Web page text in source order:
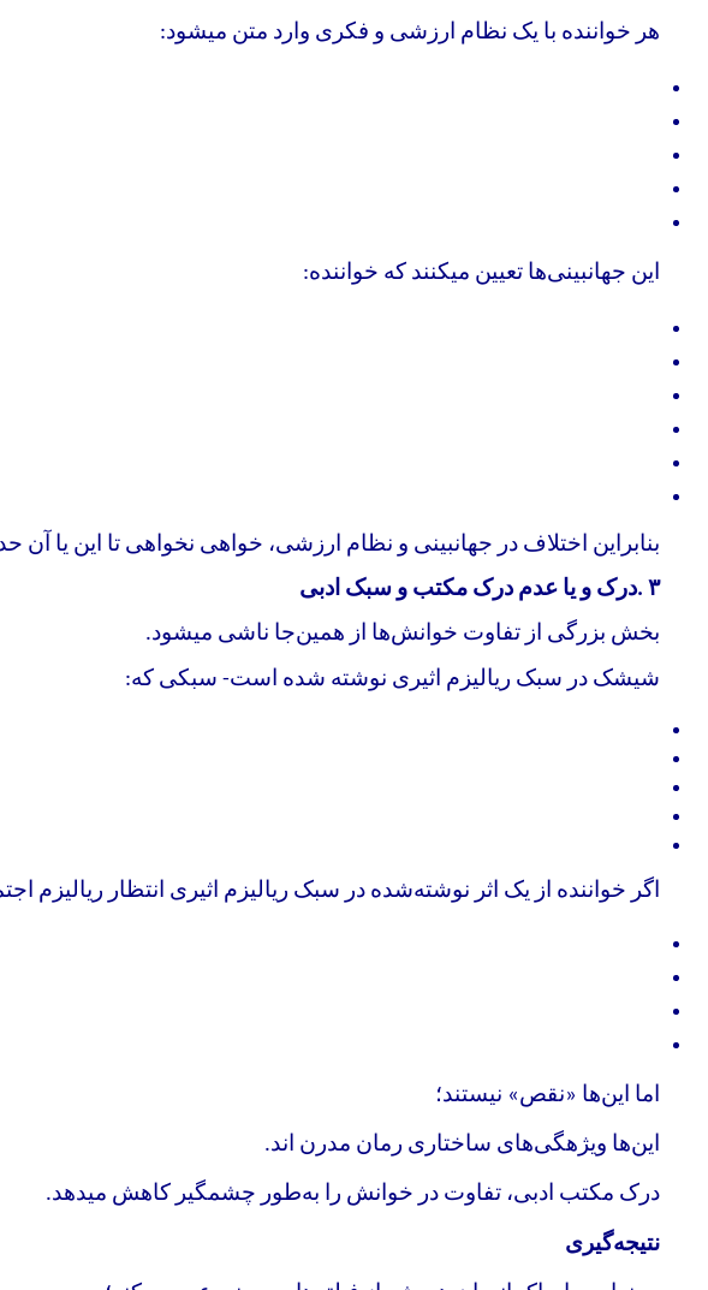
هر خواننده با یک نظام ارزشی و فکری وارد متن میشود:
این جهانبینی‌ها تعیین میکنند که خواننده:
بنابراین اختلاف در جهانبینی و نظام ارزشی، خواهی نخواهی تا این یا آن
۳ .درک و یا عدم درک مکتب و سبک ادبی
بخش بزرگی از تفاوت خوانش‌ها از همین‌جا ناشی میشود.
شیشک در سبک ریالیزم اثیری نوشته شده است- سبکی که:
اگر خواننده از یک اثر نوشته‌شده در سبک ریالیزم اثیری انتظار ریالیزم
اما این‌ها «نقص» نیستند؛
این‌ها ویژهگی‌های ساختاری رمان مدرن اند.
درک مکتب ادبی، تفاوت در خوانش را به‌طور چشمگیر کاهش میدهد.
نتیجه‌گیری